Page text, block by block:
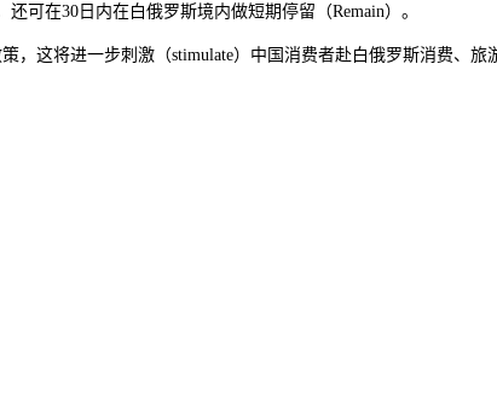
可在30日内在白俄罗斯境内做短期停留（Remain）。
，这将进一步刺激（stimulate）中国消费者赴白俄罗斯消费、旅